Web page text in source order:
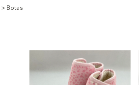
> Botas